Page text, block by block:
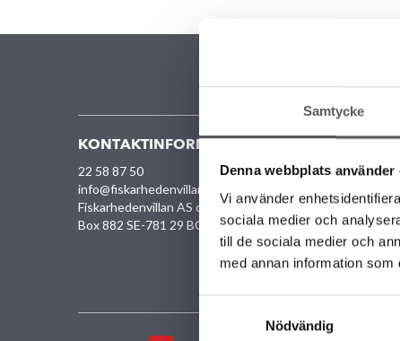
Samtycke
Denna webbplats använder
Vi använder
sociala medier och
till de sociala medier och
med annan information
Nödvändig
KONTAKTINFORMASJON
22 58 87 50
info@fiskarhedenvillan.no
Fiskarhedenvillan AS c/o Fiskarhedenvillan
Box 882 SE-781 29 BORLÄNGE SVERIGE
Alle